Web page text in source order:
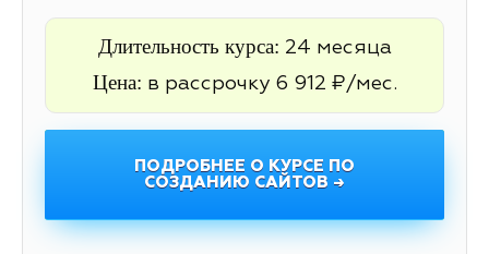
Длительность курса: 24 месяца
Цена: в рассрочку 6 912 ₽/мес.
ПОДРОБНЕЕ О КУРСЕ ПО
СОЗДАНИЮ САЙТОВ →